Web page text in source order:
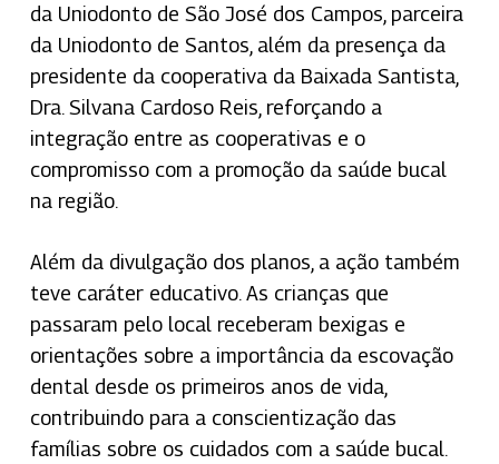
da Uniodonto de São José dos Campos, parceira
da Uniodonto de Santos, além da presença da
presidente da cooperativa da Baixada Santista,
Dra. Silvana Cardoso Reis, reforçando a
integração entre as cooperativas e o
compromisso com a promoção da saúde bucal
na região.
Além da divulgação dos planos, a ação também
teve caráter educativo. As crianças que
passaram pelo local receberam bexigas e
orientações sobre a importância da escovação
dental desde os primeiros anos de vida,
contribuindo para a conscientização das
famílias sobre os cuidados com a saúde bucal.